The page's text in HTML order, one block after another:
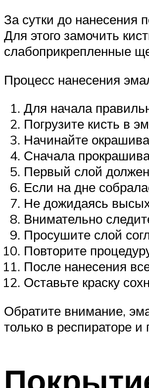
За сутки до нанесения
Для этого замочить
слабоприкрепленные
Процесс нанесения
Для начала
Погрузите кисть в
Начинайте
Сначала
Первый слой должен
Если на дне
Не дожидаясь
Внимательно
Просушите слой
Повторите
После нанесения
Оставьте краску
Обратите внимание,
только в респираторе и